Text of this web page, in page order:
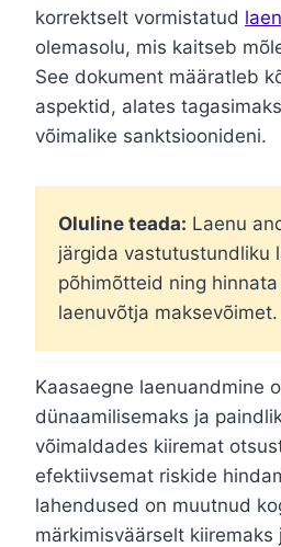
korrektselt vormistatud
olemasolu, mis kaitseb
See dokument määratleb
aspektid, alates
võimalike sanktsioonideni.
Oluline teada: Laenu
järgida vastutustundliku
põhimõtteid ning
laenuvõtja maksevõimet.
Kaasaegne laenuandmine
dünaamilisemaks ja
võimaldades kiiremat
efektiivsemat riskide
lahendused on muutnud
märkimisväärselt